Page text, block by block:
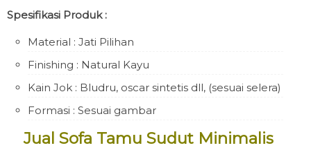
Spesifikasi Produk :
Material : Jati Pilihan
Finishing : Natural Kayu
Kain Jok : Bludru, oscar sintetis dll, (sesuai selera)
Formasi : Sesuai gambar
Jual Sofa Tamu Sudut Minimalis